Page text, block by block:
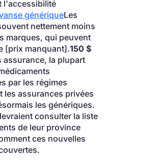
l'accessibilité
génériqueLes
nettement moins
marques, qui peuvent
[prix manquant].150 $
assurance, la plupart
par les régimes
les assurances privées
les génériques.
consulter la liste
de leur province
ces nouvelles